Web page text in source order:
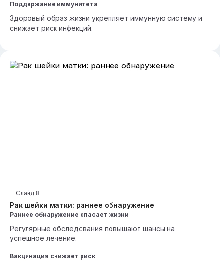
Поддержание иммунитета
Здоровый образ жизни укрепляет иммунную систему и
снижает риск инфекций.
Рак шейки матки: раннее обнаружение
Слайд 8
Раннее обнаружение спасает жизни
Регулярные обследования повышают шансы на
успешное лечение.
Вакцинация снижает риск